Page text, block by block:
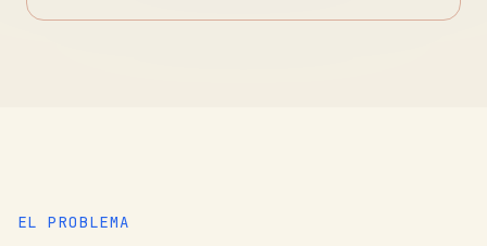
EL PROBLEMA